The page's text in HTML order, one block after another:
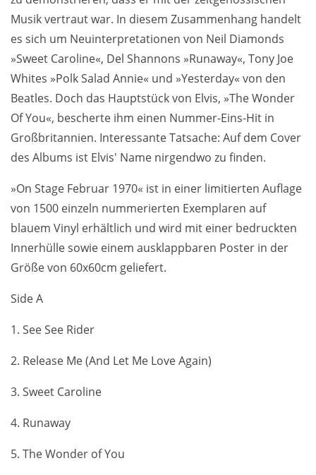
Musik vertraut war. In diesem Zusammenhang handelt
es sich um Neuinterpretationen von Neil Diamonds
»Sweet Caroline«, Del Shannons »Runaway«, Tony Joe
Whites »Polk Salad Annie« und »Yesterday« von den
Beatles. Doch das Hauptstück von Elvis, »The Wonder
Of You«, bescherte ihm einen Nummer-Eins-Hit in
Großbritannien. Interessante Tatsache: Auf dem Cover
des Albums ist Elvis' Name nirgendwo zu finden.
»On Stage Februar 1970« ist in einer limitierten Auflage
von 1500 einzeln nummerierten Exemplaren auf
blauem Vinyl erhältlich und wird mit einer bedruckten
Innerhülle sowie einem ausklappbaren Poster in der
Größe von 60x60cm geliefert.
Side A
1. See See Rider
2. Release Me (And Let Me Love Again)
3. Sweet Caroline
4. Runaway
5. The Wonder of You